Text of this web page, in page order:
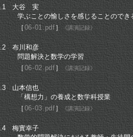
大谷 実
学ぶことの愉しさを感じることのでき
［06-01.pdf］《講演記録》
布川和彦
問題解決と数学の学習
［ 06-02.pdf ］ 《講演記録》
山本信也
「構想力」の養成と数学科授業
［ 06-03.pdf］《講演記録》
梅實幸子